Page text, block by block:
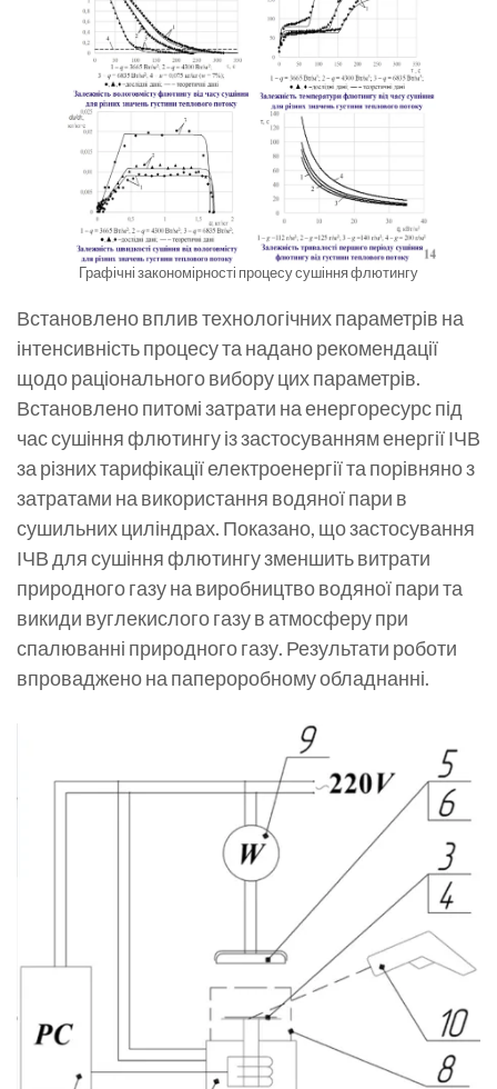
Графічні закономірності процесу сушіння флютингу
Встановлено вплив технологічних параметрів на
інтенсивність процесу та надано рекомендації
щодо раціонального вибору цих параметрів.
Встановлено питомі затрати на енергоресурс під
час сушіння флютингу із застосуванням енергії ІЧВ
за різних тарифікації електроенергії та порівняно з
затратами на використання водяної пари в
сушильних циліндрах. Показано, що застосування
ІЧВ для сушіння флютингу зменшить витрати
природного газу на виробництво водяної пари та
викиди вуглекислого газу в атмосферу при
спалюванні природного газу. Результати роботи
впроваджено на папероробному обладнанні.